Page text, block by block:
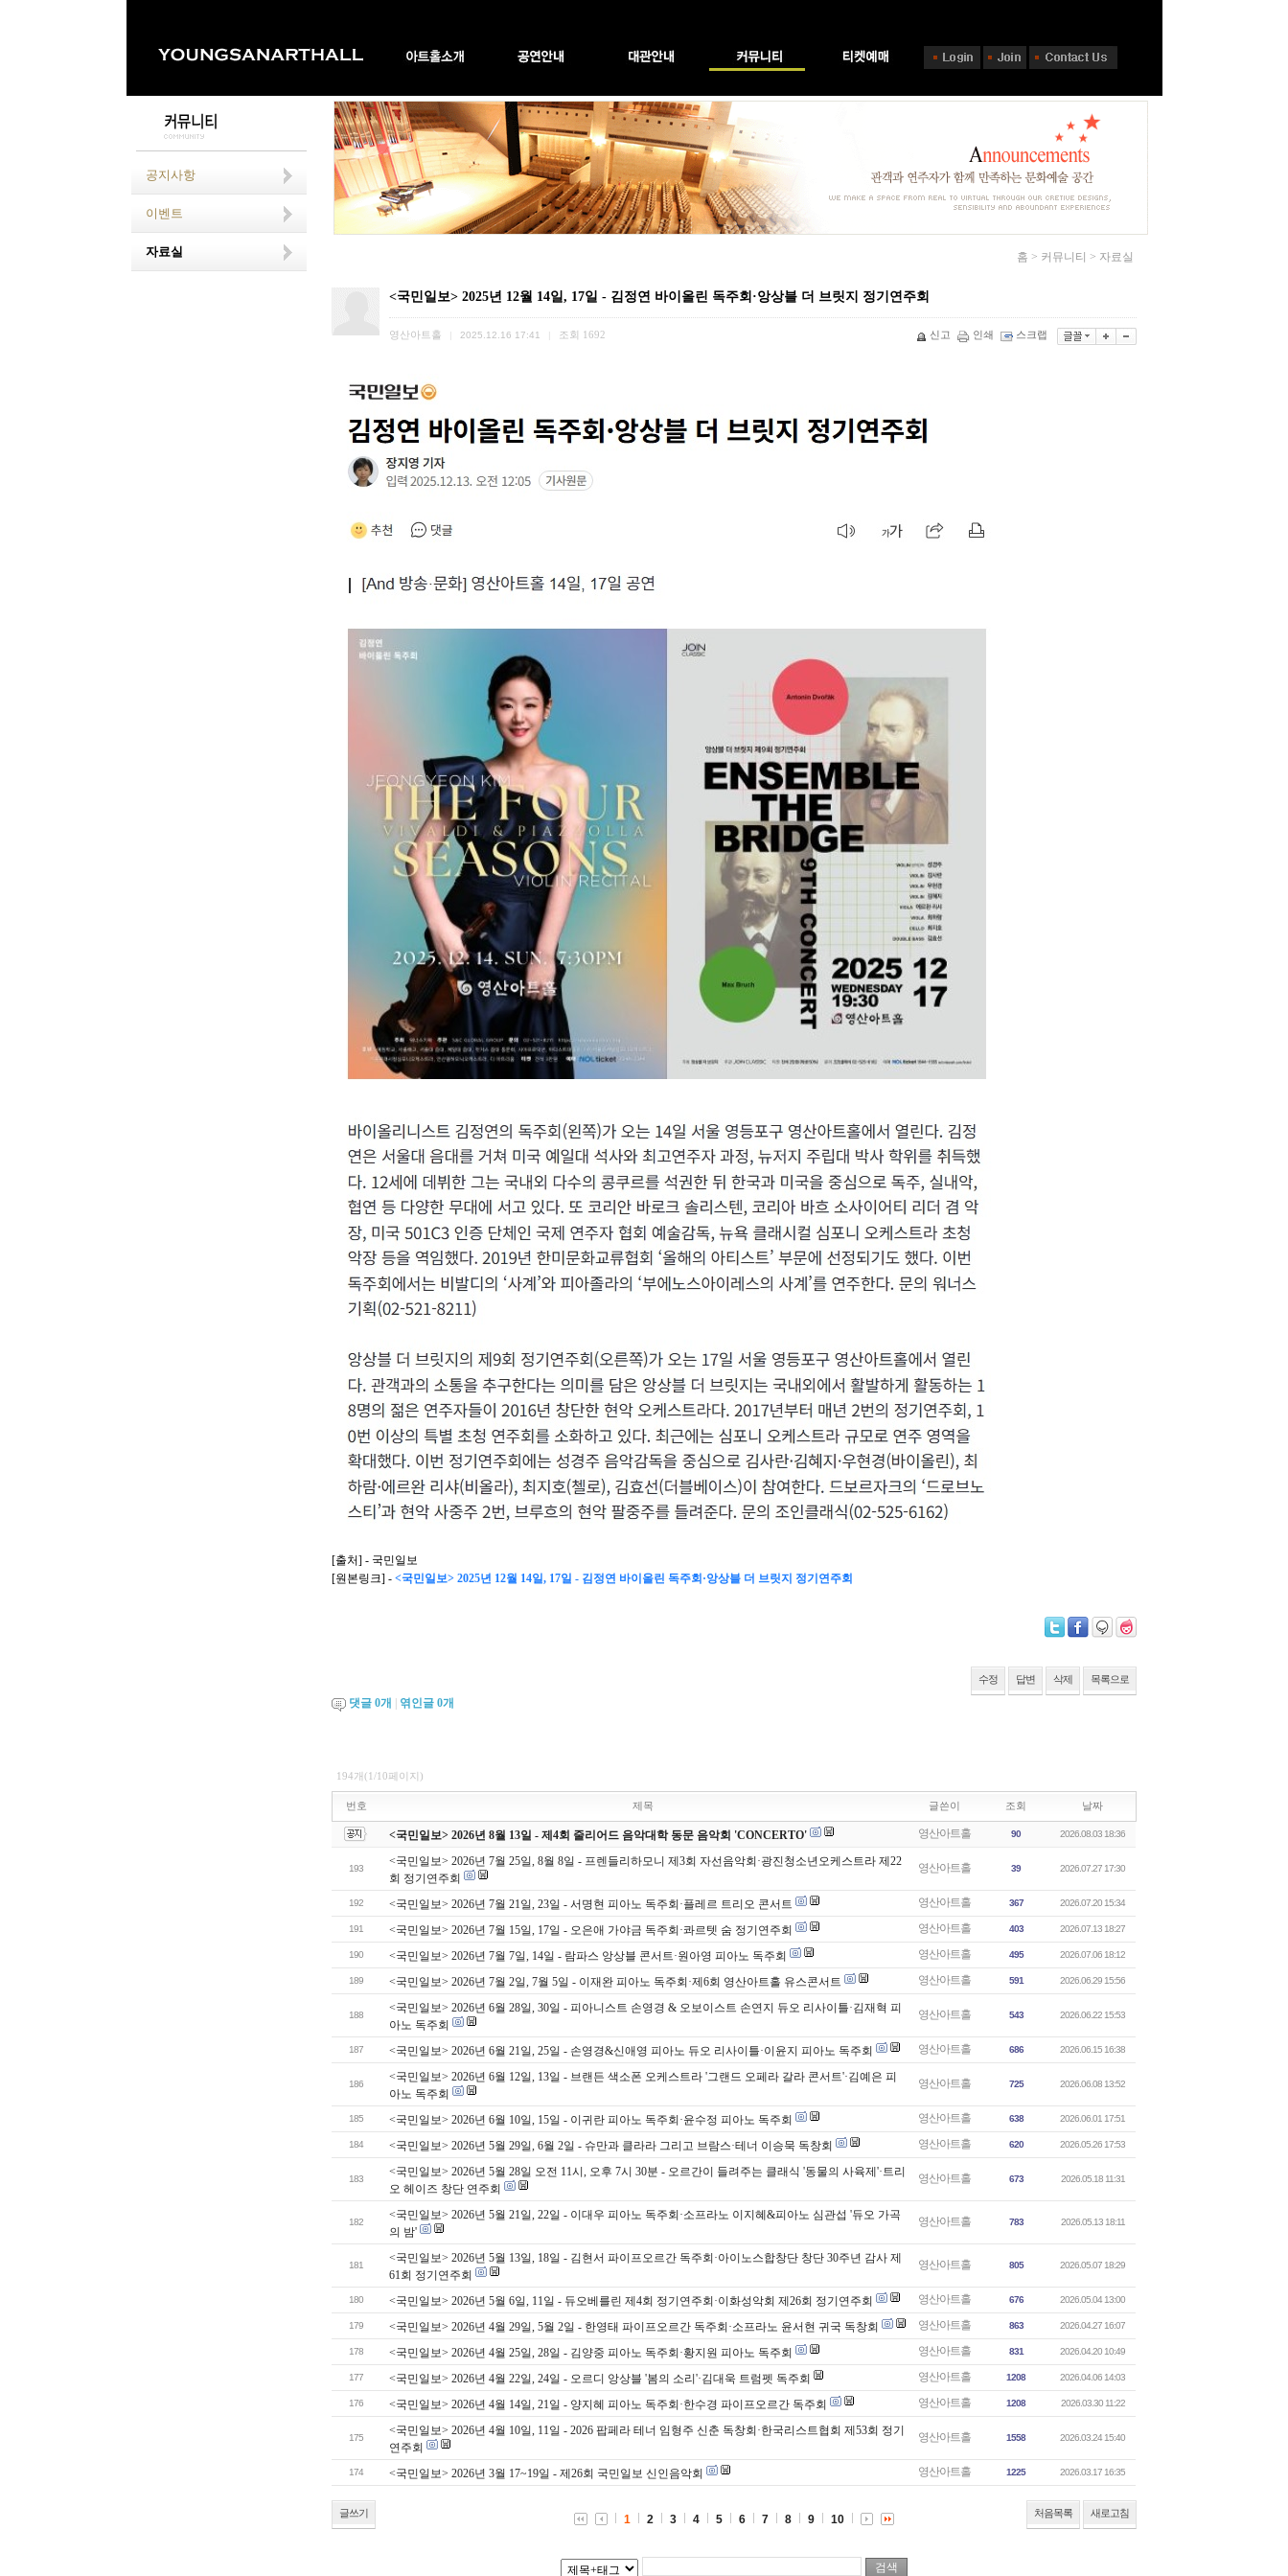
공지사항
이벤트
자료실 홈 > 커뮤니티 > 자료실
<국민일보> 2025년 12월 14일, 17일 - 김정연 바이올린 독주회·앙상블 더 브릿지 정기연주회
영산아트홀 2025.12.16 17:41 조회 1692 신고 인쇄 스크랩
[출처] - 국민일보
[원본링크] - <국민일보> 2025년 12월 14일, 17일 - 김정연 바이올린 독주회·앙상블 더 브릿지 정기연주회
수정 답변 삭제 목록으로
댓글 0개 엮인글 0개
194개(1/10페이지)
번호 제목 글쓴이 조회 날짜
<국민일보> 2026년 8월 13일 - 제4회 줄리어드 음악대학 동문 음악회 'CONCERTO' 영산아트홀 90 2026.08.03 18:36
193
<국민일보> 2026년 7월 25일, 8월 8일 - 프렌들리하모니 제3회 자선음악회·광진청소년오케스트라 제22
회 정기연주회
영산아트홀 39 2026.07.27 17:30
192 <국민일보> 2026년 7월 21일, 23일 - 서명현 피아노 독주회·플레르 트리오 콘서트 영산아트홀 367 2026.07.20 15:34
191 <국민일보> 2026년 7월 15일, 17일 - 오은애 가야금 독주회·콰르텟 숨 정기연주회 영산아트홀 403 2026.07.13 18:27
190 <국민일보> 2026년 7월 7일, 14일 - 람파스 앙상블 콘서트·원아영 피아노 독주회 영산아트홀 495 2026.07.06 18:12
189 <국민일보> 2026년 7월 2일, 7월 5일 - 이재완 피아노 독주회·제6회 영산아트홀 유스콘서트 영산아트홀 591 2026.06.29 15:56
188
<국민일보> 2026년 6월 28일, 30일 - 피아니스트 손영경 & 오보이스트 손연지 듀오 리사이틀·김재혁 피
아노 독주회
영산아트홀 543 2026.06.22 15:53
187 <국민일보> 2026년 6월 21일, 25일 - 손영경&신애영 피아노 듀오 리사이틀·이윤지 피아노 독주회 영산아트홀 686 2026.06.15 16:38
186
<국민일보> 2026년 6월 12일, 13일 - 브랜든 색소폰 오케스트라 '그랜드 오페라 갈라 콘서트'·김예은 피
아노 독주회
영산아트홀 725 2026.06.08 13:52
185 <국민일보> 2026년 6월 10일, 15일 - 이귀란 피아노 독주회·윤수정 피아노 독주회 영산아트홀 638 2026.06.01 17:51
184 <국민일보> 2026년 5월 29일, 6월 2일 - 슈만과 클라라 그리고 브람스·테너 이승묵 독창회 영산아트홀 620 2026.05.26 17:53
183
<국민일보> 2026년 5월 28일 오전 11시, 오후 7시 30분 - 오르간이 들려주는 클래식 '동물의 사육제'·트리
오 헤이즈 창단 연주회
영산아트홀 673 2026.05.18 11:31
182
<국민일보> 2026년 5월 21일, 22일 - 이대우 피아노 독주회·소프라노 이지혜&피아노 심관섭 '듀오 가곡
의 밤'
영산아트홀 783 2026.05.13 18:11
181
<국민일보> 2026년 5월 13일, 18일 - 김현서 파이프오르간 독주회·아이노스합창단 창단 30주년 감사 제
61회 정기연주회
영산아트홀 805 2026.05.07 18:29
180 <국민일보> 2026년 5월 6일, 11일 - 듀오베를린 제4회 정기연주회·이화성악회 제26회 정기연주회 영산아트홀 676 2026.05.04 13:00
179 <국민일보> 2026년 4월 29일, 5월 2일 - 한영태 파이프오르간 독주회·소프라노 윤서현 귀국 독창회 영산아트홀 863 2026.04.27 16:07
178 <국민일보> 2026년 4월 25일, 28일 - 김양중 피아노 독주회·황지원 피아노 독주회 영산아트홀 831 2026.04.20 10:49
177 <국민일보> 2026년 4월 22일, 24일 - 오르디 앙상블 '봄의 소리'·김대욱 트럼펫 독주회 영산아트홀 1208 2026.04.06 14:03
176 <국민일보> 2026년 4월 14일, 21일 - 양지혜 피아노 독주회·한수경 파이프오르간 독주회 영산아트홀 1208 2026.03.30 11:22
175
<국민일보> 2026년 4월 10일, 11일 - 2026 팝페라 테너 임형주 신춘 독창회·한국리스트협회 제53회 정기
연주회
영산아트홀 1558 2026.03.24 15:40
174 <국민일보> 2026년 3월 17~19일 - 제26회 국민일보 신인음악회 영산아트홀 1225 2026.03.17 16:35
글쓰기 처음목록 새로고침
1 2 3 4 5 6 7 8 9 10